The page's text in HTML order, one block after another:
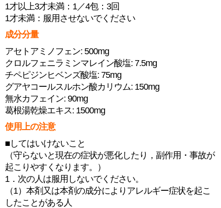
1才以上3才未満：1／4包：3回
1才未満：服用させないでください
成分分量
アセトアミノフェン: 500mg
クロルフェニラミンマレイン酸塩: 7.5mg
チペピジンヒベンズ酸塩: 75mg
グアヤコールスルホン酸カリウム: 150mg
無水カフェイン: 90mg
葛根湯乾燥エキス: 1500mg
使用上の注意
■してはいけないこと
（守らないと現在の症状が悪化したり，副作用・事故が
起こりやすくなります。）
1．次の人は服用しないでください。
（1）本剤又は本剤の成分によりアレルギー症状を起こ
したことがある人